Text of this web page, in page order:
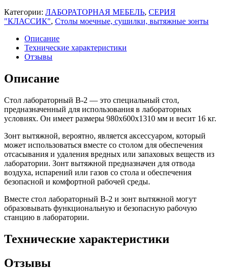
Категории: ЛАБОРАТОРНАЯ МЕБЕЛЬ, СЕРИЯ
"КЛАССИК", Столы моечные, сушилки, вытяжные зонты
Описание
Технические характеристики
Отзывы
Описание
Стол лабораторный В-2 — это специальный стол,
предназначенный для использования в лабораторных
условиях. Он имеет размеры 980х600х1310 мм и весит 16 кг.
Зонт вытяжной, вероятно, является аксессуаром, который
может использоваться вместе со столом для обеспечения
отсасывания и удаления вредных или запаховых веществ из
лаборатории. Зонт вытяжной предназначен для отвода
воздуха, испарений или газов со стола и обеспечения
безопасной и комфортной рабочей среды.
Вместе стол лабораторный В-2 и зонт вытяжной могут
образовывать функциональную и безопасную рабочую
станцию в лаборатории.
Технические характеристики
Отзывы